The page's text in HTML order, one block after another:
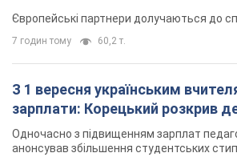
Європейські партнери долучаються до
7 годин тому 60,2 т.
З 1 вересня українським
зарплати: Корецький розкрив
Одночасно з підвищенням зарплат
анонсував збільшення студентських